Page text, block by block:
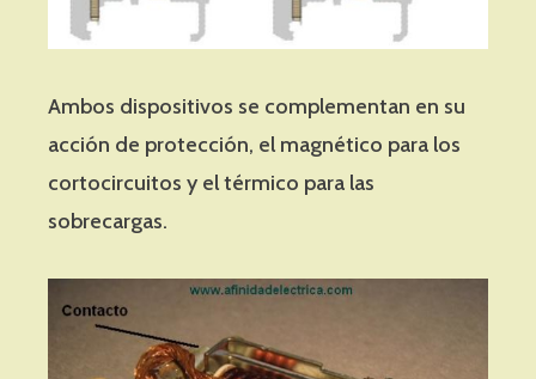
Ambos dispositivos se complementan en su
acción de protección, el magnético para los
cortocircuitos y el térmico para las
sobrecargas.